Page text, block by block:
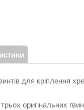
для кріплення
оригінальних